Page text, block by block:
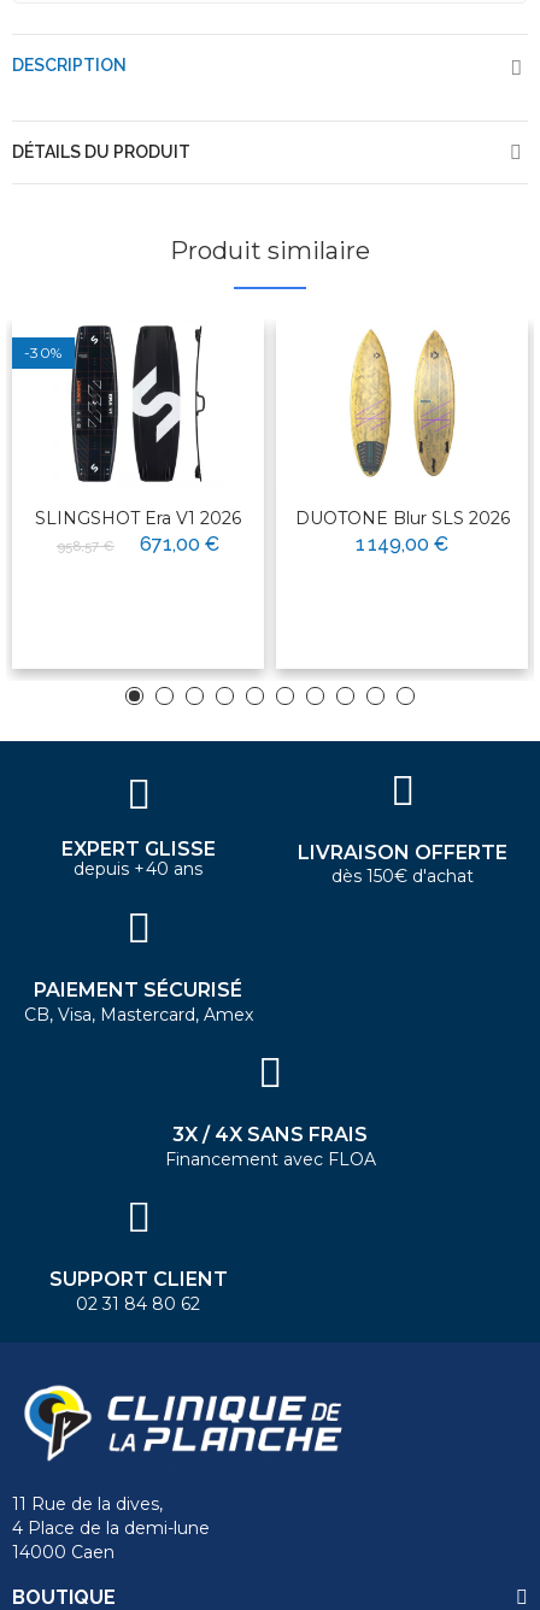
DESCRIPTION
DÉTAILS DU PRODUIT
Produit similaire
-30%
SLINGSHOT Era V1 2026
958,57 € 671,00 €
DUOTONE Blur SLS 2026
1 149,00 €
EXPERT GLISSE
depuis +40 ans
LIVRAISON OFFERTE
dès 150€ d'achat
PAIEMENT SÉCURISÉ
CB, Visa, Mastercard, Amex
3X / 4X SANS FRAIS
Financement avec FLOA
SUPPORT CLIENT
02 31 84 80 62
11 Rue de la dives,
4 Place de la demi-lune
14000 Caen
BOUTIQUE